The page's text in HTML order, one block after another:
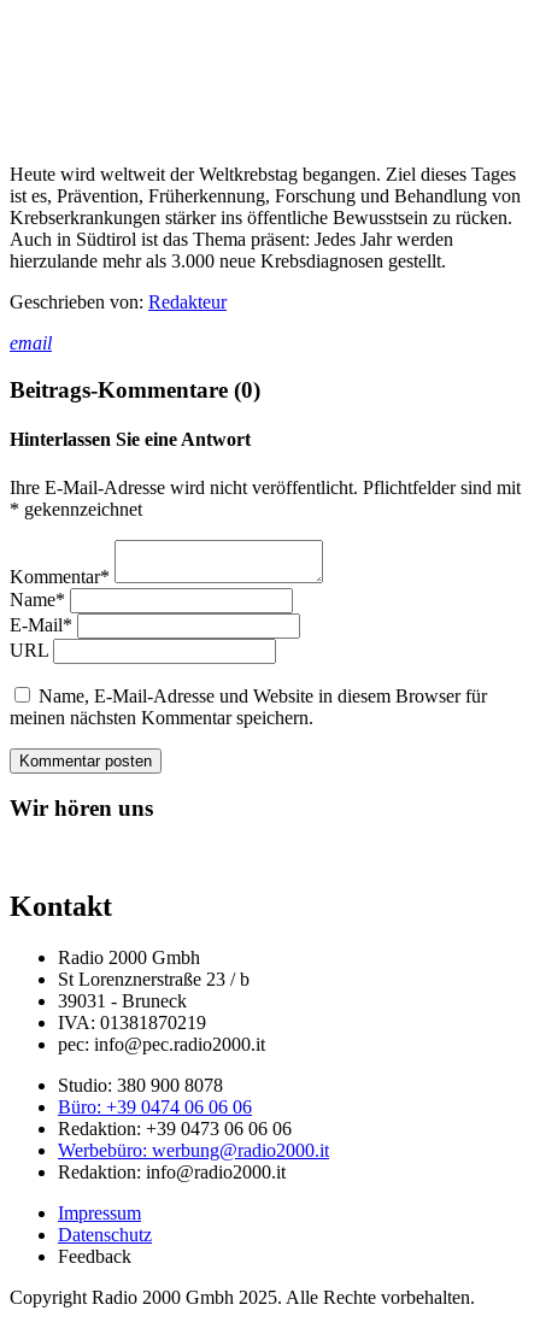
Heute wird weltweit der Weltkrebstag begangen. Ziel dieses Tages
ist es, Prävention, Früherkennung, Forschung und Behandlung von
Krebserkrankungen stärker ins öffentliche Bewusstsein zu rücken.
Auch in Südtirol ist das Thema präsent: Jedes Jahr werden
hierzulande mehr als 3.000 neue Krebsdiagnosen gestellt.
Geschrieben von: Redakteur
email
Beitrags-Kommentare (0)
Hinterlassen Sie eine Antwort
Ihre E-Mail-Adresse wird nicht veröffentlicht. Pflichtfelder sind mit
* gekennzeichnet
Kommentar*
Name*
E-Mail*
URL
Name, E-Mail-Adresse und Website in diesem Browser für
meinen nächsten Kommentar speichern.
Wir hören uns
Kontakt
Radio 2000 Gmbh
St Lorenznerstraße 23 / b
39031 - Bruneck
IVA: 01381870219
pec: info@pec.radio2000.it
Studio: 380 900 8078
Büro: +39 0474 06 06 06
Redaktion: +39 0473 06 06 06
Werbebüro: werbung@radio2000.it
Redaktion: info@radio2000.it
Impressum
Datenschutz
Feedback
Copyright Radio 2000 Gmbh 2025. Alle Rechte vorbehalten.